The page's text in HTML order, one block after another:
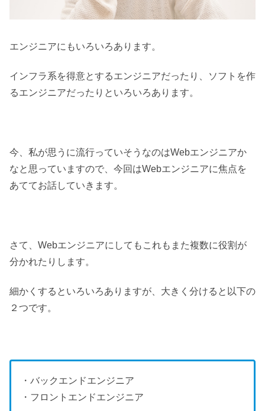
エンジニアにもいろいろあります。
インフラ系を得意とするエンジニアだったり、ソフトを作
るエンジニアだったりといろいろあります。
今、私が思うに流行っていそうなのはWebエンジニアか
なと思っていますので、今回はWebエンジニアに焦点を
あててお話していきます。
さて、Webエンジニアにしてもこれもまた複数に役割が
分かれたりします。
細かくするといろいろありますが、大きく分けると以下の
２つです。
・バックエンドエンジニア
・フロントエンドエンジニア